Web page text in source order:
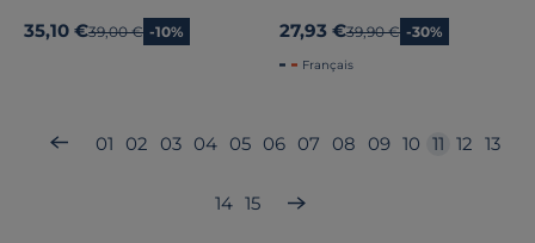
35,10 €Ancien prix
39,00 € -10%
27,93 €Ancien prix
39,90 € -30%
Français
01 02 03 04 05 06 07 08 09 10 11 12 13
14 15